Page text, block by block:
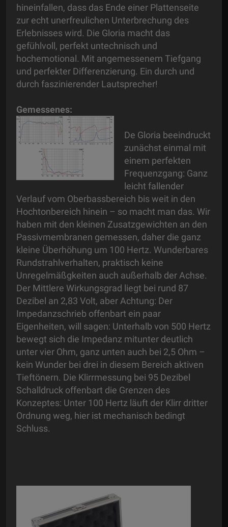
hineinfallen, dass das Ende einer Plattenseite
zur echt unerfreulichen Unterbrechung des
Erlebnisses wird. Die Gloria macht das
gefühlvoll, perfekt untechnisch und
hochemotional. Mit angemessenem Tiefgang
und perfekter Differenzierung. Ein durch und
durch faszinierender Lautsprecher!
Gemessenes:
De Gloria beeindruckt
zunächst einmal mit
einem perfekten
Frequenzgang: Ganz
leicht fallender
Verlauf vom Oberbassbereich bis weit in den
Hochtonbereich hinein – so macht man das. Wir
haben mit den kleinen Zusatzgewichten an den
Passivmembranen gemessen, daher die ganz
kleine Überhöhung um 100 Hertz. Wunderbares
Rundstrahlverhalten, praktisch keine
Unregelmäßgkeiten auch außerhalb der Achse.
Der Mittlere Wirkungsgrad liegt bei rund 87
Dezibel an 2,83 Volt, aber Achtung: Der
Impedanzschrieb offenbart ein paar
Eigenheiten, will sagen: Unterhalb von 500 Hertz
bewegt sich die Impedanz mitunter deutlich
unter vier Ohm, ganz unten auch bei 2,5 Ohm –
kein Wunder bei drei in diesem Bereich aktiven
Tieftönern. Die Klirrmessung bei 95 Dezibel
Schalldruck offenbart die Grenzen des
Konzeptes: Unter 100 Hertz läuft der Klirr dritter
Ordnung weg, hier ist mechanisch bedingt
Schluss.